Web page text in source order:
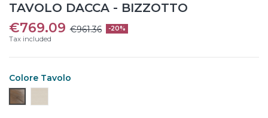
TAVOLO DACCA - BIZZOTTO
€769.09 €961.36 -20%
Tax included
Colore Tavolo
Legno 1